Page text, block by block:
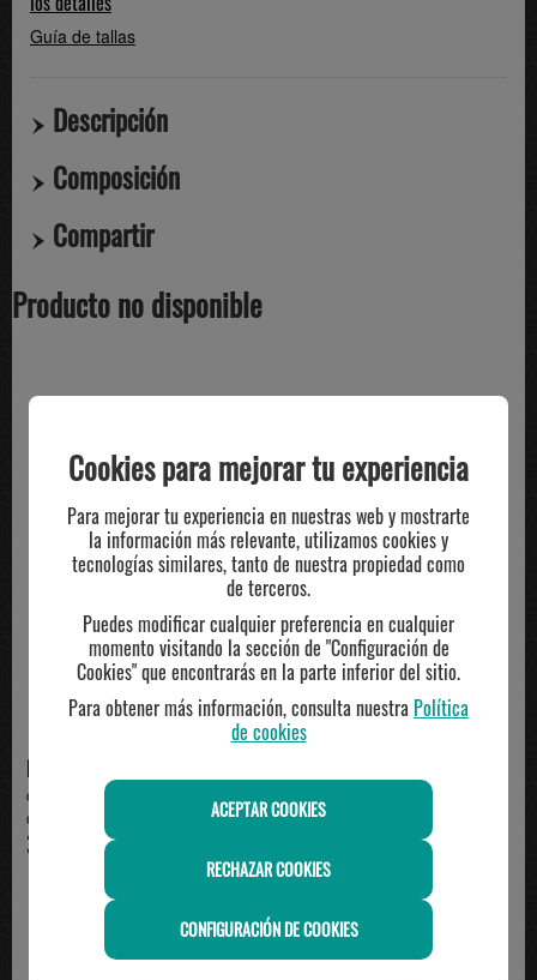
Guía de tallas
Descripción
Composición
Compartir
Producto no disponible
TE PUEDE INTERESAR
NIKE
camiseta mujer manga corta nike
ONE CLASSIC, ...
34.99€
camiseta mujer manga corta
adidas, marrón
Cookies para mejorar tu experiencia
Para mejorar tu experiencia en nuestras web y mostrarte
la información más relevante, utilizamos cookies y
tecnologías similares, tanto de nuestra propiedad como
de terceros.
Puedes modificar cualquier preferencia en cualquier
momento visitando la sección de "Configuración de
Cookies" que encontrarás en la parte inferior del sitio.
Para obtener más información, consulta nuestra Política
de cookies
ACEPTAR COOKIES
RECHAZAR COOKIES
CONFIGURACIÓN DE COOKIES